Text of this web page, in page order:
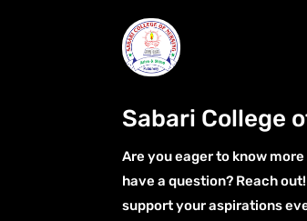
Sabari College
Are you eager to know
have a question? Reach
support your aspirations